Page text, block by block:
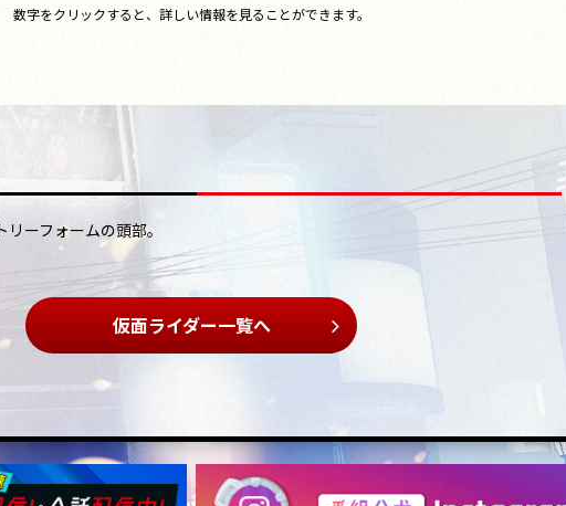
数字をクリックすると、詳しい情報を見ることができます。
ーフォームの頭部。
仮面ライダー一覧へ